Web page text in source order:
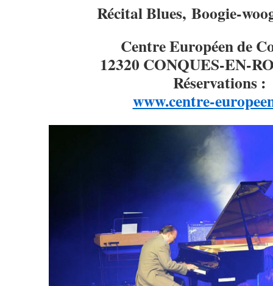
Récital Blues, Boogie-
Centre Européen de
12320 CONQUES-EN-
Réservations :
www.centre-